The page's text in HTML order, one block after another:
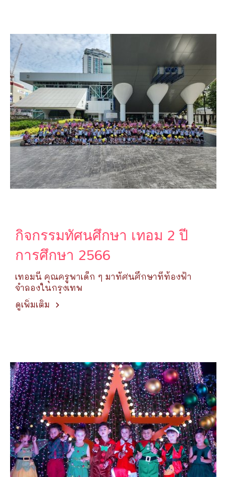
กิจกรรมทัศนศึกษา เทอม 2 ปี
การศึกษา 2566
เทอมนี้ คุณครูพาเด็ก ๆ มาทัศนศึกษาที่ท้องฟ้า
จำลองในกรุงเทพ
ดูเพิ่มเติม